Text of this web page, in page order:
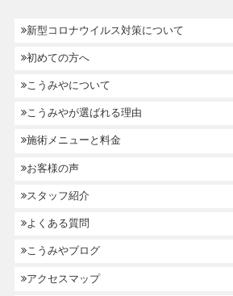
新型コロナウイルス対策について
初めての方へ
こうみやについて
こうみやが選ばれる理由
施術メニューと料金
お客様の声
スタッフ紹介
よくある質問
こうみやブログ
アクセスマップ